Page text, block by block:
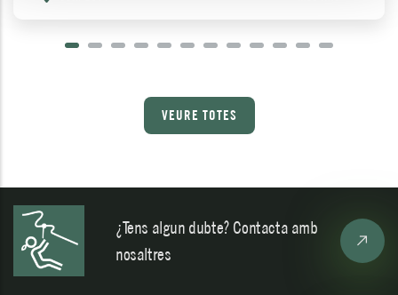
VEURE TOTES
¿Tens algun dubte? Contacta amb
nosaltres